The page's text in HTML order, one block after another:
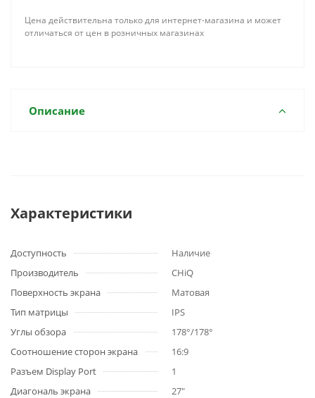
Цена действительна только для интернет-магазина и может
отличаться от цен в розничных магазинах
Описание
Характеристики
Доступность
Наличие
Производитель
CHiQ
Поверхность экрана
Матовая
Тип матрицы
IPS
Углы обзора
178°/178°
Соотношение сторон экрана
16:9
Разъем Display Port
1
Диагональ экрана
27"